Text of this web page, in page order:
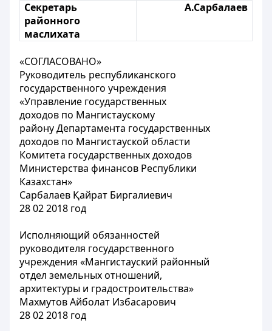
Секретарь
районного
маслихата
А.Сарбалаев
«СОГЛАСОВАНО»
Руководитель республиканского
государственного учреждения
«Управление государственных
доходов по Мангистаускому
району Департамента государственных
доходов по Мангистауской области
Комитета государственных доходов
Министерства финансов Республики
Казахстан»
Сарбалаев Қайрат Биргалиевич
28 02 2018 год
Исполняющий обязанностей
руководителя государственного
учреждения «Мангистауский районный
отдел земельных отношений,
архитектуры и градостроительства»
Махмутов Айболат Избасарович
28 02 2018 год